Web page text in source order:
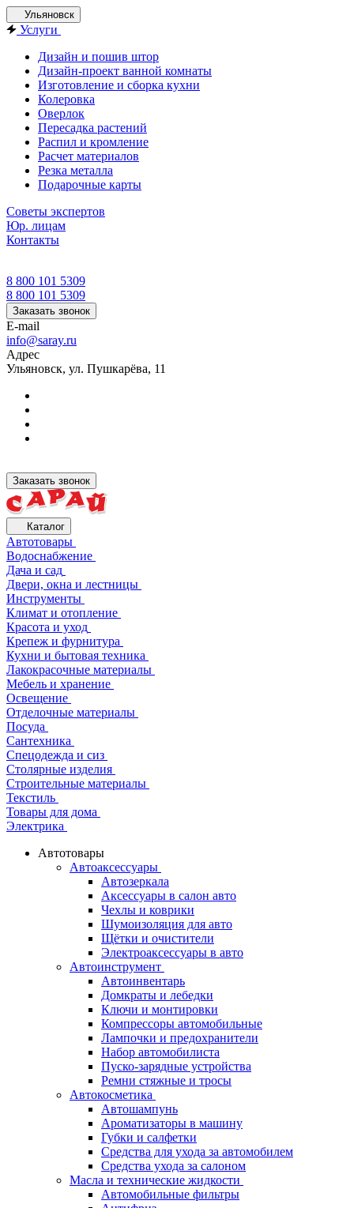
Ульяновск
Услуги
Дизайн и пошив штор
Дизайн-проект ванной комнаты
Изготовление и сборка кухни
Колеровка
Оверлок
Пересадка растений
Распил и кромление
Расчет материалов
Резка металла
Подарочные карты
Советы экспертов
Юр. лицам
Контакты
8 800 101 5309
8 800 101 5309
Заказать звонок
E-mail
info@saray.ru
Адрес
Ульяновск, ул. Пушкарёва, 11
Заказать звонок
Каталог
Автотовары
Водоснабжение
Дача и сад
Двери, окна и лестницы
Инструменты
Климат и отопление
Красота и уход
Крепеж и фурнитура
Кухни и бытовая техника
Лакокрасочные материалы
Мебель и хранение
Освещение
Отделочные материалы
Посуда
Сантехника
Спецодежда и сиз
Столярные изделия
Строительные материалы
Текстиль
Товары для дома
Электрика
Автотовары
Автоаксессуары
Автозеркала
Аксессуары в салон авто
Чехлы и коврики
Шумоизоляция для авто
Щётки и очистители
Электроаксессуары в авто
Автоинструмент
Автоинвентарь
Домкраты и лебедки
Ключи и монтировки
Компрессоры автомобильные
Лампочки и предохранители
Набор автомобилиста
Пуско-зарядные устройства
Ремни стяжные и тросы
Автокосметика
Автошампунь
Ароматизаторы в машину
Губки и салфетки
Средства для ухода за автомобилем
Средства ухода за салоном
Масла и технические жидкости
Автомобильные фильтры